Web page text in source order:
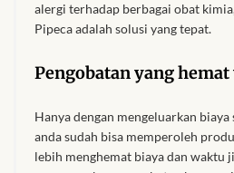
alergi terhadap berbagai obat
Pipeca adalah solusi yang tepat.
Pengobatan yang
Hanya dengan mengeluarkan biaya
anda sudah bisa memperoleh
lebih menghemat biaya dan waktu